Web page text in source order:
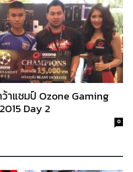
าแชมป์ Ozone Gaming
Day 2
0